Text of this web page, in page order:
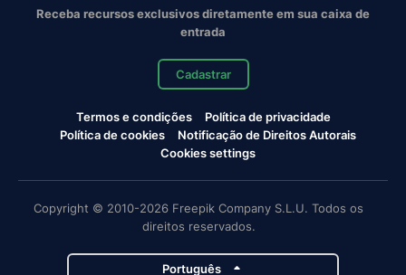
Receba recursos exclusivos diretamente em sua caixa de
entrada
Cadastrar
Termos e condições
Política de privacidade
Política de cookies
Notificação de Direitos Autorais
Cookies settings
Copyright © 2010-2026 Freepik Company S.L.U. Todos os
direitos reservados.
Português